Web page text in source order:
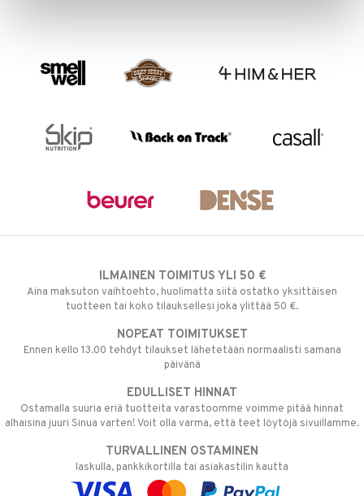
ILMAINEN TOIMITUS YLI 50 €
Aina maksuton vaihtoehto, huolimatta siitä ostatko yksittäisen
tuotteen tai koko tilauksellesi joka ylittää 50 €.
NOPEAT TOIMITUKSET
Ennen kello 13.00 tehdyt tilaukset lähetetään normaalisti samana
päivänä
EDULLISET HINNAT
Ostamalla suuria eriä tuotteita varastoomme voimme pitää hinnat
alhaisina juuri Sinua varten! Voit olla varma, että teet löytöjä sivuillamme.
TURVALLINEN OSTAMINEN
laskulla, pankkikortilla tai asiakastilin kautta